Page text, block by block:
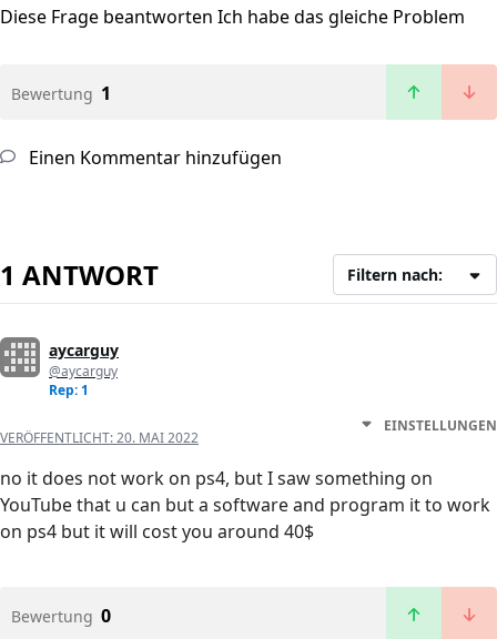
Diese Frage beantworten Ich habe das gleiche Problem
Bewertung 1
Einen Kommentar hinzufügen
1 ANTWORT Filtern nach:
aycarguy
@aycarguy
Rep: 1
VERÖFFENTLICHT:20. MAI 2022
EINSTELLUNGEN
no it does not work on ps4, but I saw something on
YouTube that u can but a software and program it to work
on ps4 but it will cost you around 40$
Bewertung 0